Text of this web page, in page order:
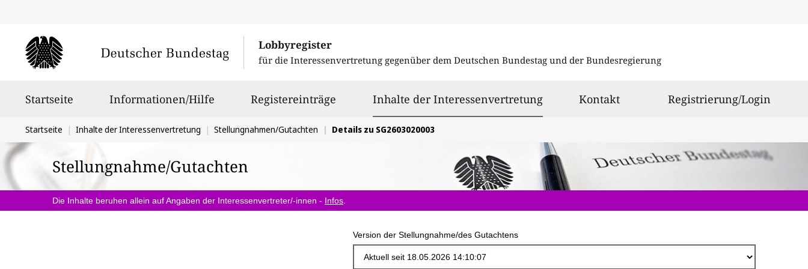
Lobbyregister
für die Interessenvertretung gegenüber dem Deutschen Bundestag und der Bundesregierung
Startseite Informationen/Hilfe Registereinträge Inhalte der Interessenvertretungausgewählt
Kontakt Registrierung/Login
Sie
befinden
sich
hier:
Startseite Inhalte der Interessenvertretung Stellungnahmen/Gutachten Details zu SG2603020003
Stellungnahme/Gutachten
Die Inhalte beruhen allein auf Angaben der Interessenvertreter/-innen - Infos
Version der Stellungnahme/des Gutachtens